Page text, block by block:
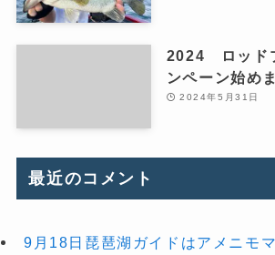
2024 ロッド
ンペーン始め
2024年5月31日
最近のコメント
9月18日琵琶湖ガイドはアメニモ